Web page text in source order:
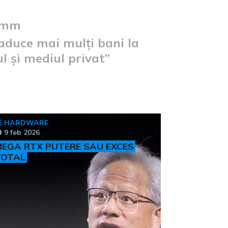
mai mulți bani la
și mediul privat”
HARDWARE
9 feb 2026
RTX PUTERE SAU EXCES